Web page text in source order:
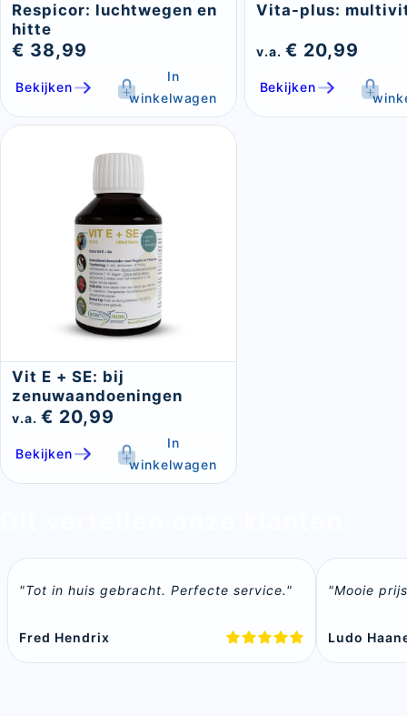
Respicor: luchtwegen en
hitte
€ 38,99
Bekijken
In
winkelwagen
Vita-plus:
v.a. € 20,99
Bekijken
Vit E + SE: bij
zenuwaandoeningen
v.a. € 20,99
Bekijken
In
winkelwagen
"Tot in huis gebracht. Perfecte service."
Fred Hendrix
"Mooie
Ludo